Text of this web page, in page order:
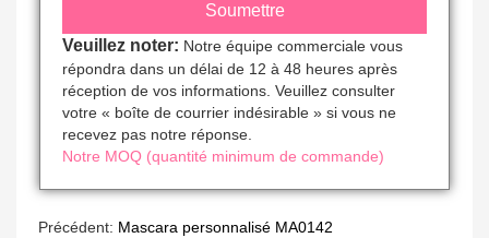
Veuillez noter: Notre équipe commerciale vous
répondra dans un délai de 12 à 48 heures après
réception de vos informations. Veuillez consulter
votre « boîte de courrier indésirable » si vous ne
recevez pas notre réponse.
Notre MOQ (quantité minimum de commande)
Précédent: Mascara personnalisé MA0142